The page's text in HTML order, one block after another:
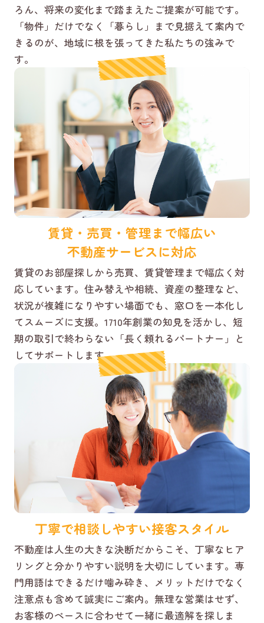
ろん、将来の変化まで踏まえたご提案が可能です。
「物件」だけでなく「暮らし」まで見据えて案内で
きるのが、地域に根を張ってきた私たちの強みで
す。
賃貸・売買・管理まで幅広い
不動産サービスに対応
賃貸のお部屋探しから売買、賃貸管理まで幅広く対
応しています。住み替えや相続、資産の整理など、
状況が複雑になりやすい場面でも、窓口を一本化し
てスムーズに支援。1710年創業の知見を活かし、短
期の取引で終わらない「長く頼れるパートナー」と
してサポートします。
丁寧で相談しやすい接客スタイル
不動産は人生の大きな決断だからこそ、丁寧なヒア
リングと分かりやすい説明を大切にしています。専
門用語はできるだけ噛み砕き、メリットだけでなく
注意点も含めて誠実にご案内。無理な営業はせず、
お客様のペースに合わせて一緒に最適解を探しま